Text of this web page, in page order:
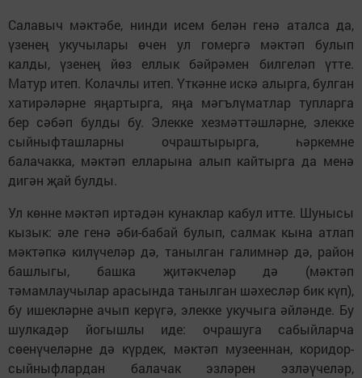
Салавыч мәктәбе, нинди исем белән генә аталса да,
үзенең укучылары өчен ул гомергә мәктәп булып
калды, үзенең йөз еллык бәйрәмен билгеләп үтте.
Матур итеп. Колачлы итеп. Үткәнне искә алырга, булган
хатирәләрне яңартырга, яңа мәгълүматлар тупларга
бер сәбәп булды бу. Элекке хезмәттәшләрне, элекке
сыйныфташларны очраштырырга, һәркемне
балачакка, мәктәп елларына алып кайтырга да менә
дигән җай булды.
Ул көнне мәктәп иртәдән кунаклар кабул итте. Шунысы
кызык: әле генә әби-бабай булып, салмак кына атлап
мәктәпкә килүчеләр дә, танылган галимнәр дә, район
башлыгы, башка җитәкчеләр дә (мәктәп
тәмамлаучылар арасында танылган шәхесләр бик күп),
бу ишекләрне ачып керүгә, элекке укучыга әйләнде. Бу
шулкадәр йогышлы иде: очрашуга сабыйларча
сөенүчеләрне дә күрдек, мәктәп музееннан, коридор-
сыйныфлардан балачак эзләрен эзләүчеләр,